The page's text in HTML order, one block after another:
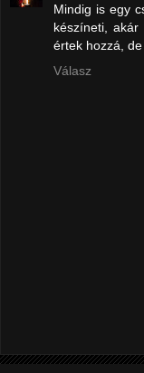
Mindig is egy
készíneti,
értek hozzá,
Válasz